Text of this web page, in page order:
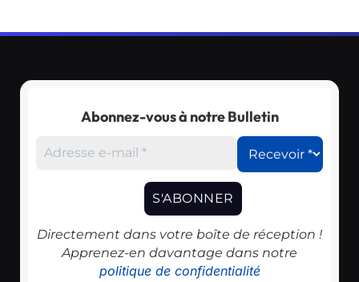
Abonnez-vous à notre Bulletin
Directement dans votre boîte de réception !
Apprenez-en davantage dans notre
politique de confidentialité